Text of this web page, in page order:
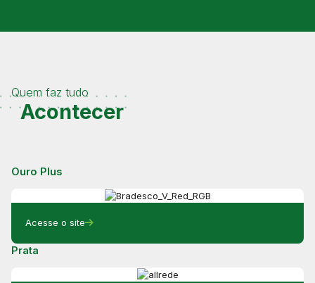
Quem faz tudo
Acontecer
Ouro Plus
Acesse o site
Prata